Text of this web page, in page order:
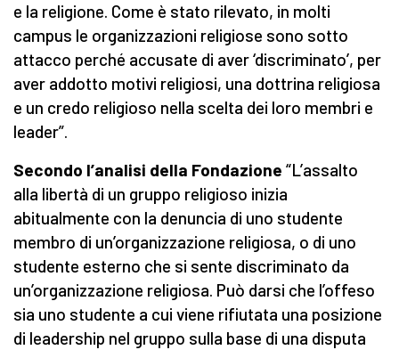
e la religione. Come è stato rilevato, in molti
campus le organizzazioni religiose sono sotto
attacco perché accusate di aver ‘discriminato’, per
aver addotto motivi religiosi, una dottrina religiosa
e un credo religioso nella scelta dei loro membri e
leader”.
Secondo l’analisi della Fondazione “L’assalto
alla libertà di un gruppo religioso inizia
abitualmente con la denuncia di uno studente
membro di un’organizzazione religiosa, o di uno
studente esterno che si sente discriminato da
un’organizzazione religiosa. Può darsi che l’offeso
sia uno studente a cui viene rifiutata una posizione
di leadership nel gruppo sulla base di una disputa